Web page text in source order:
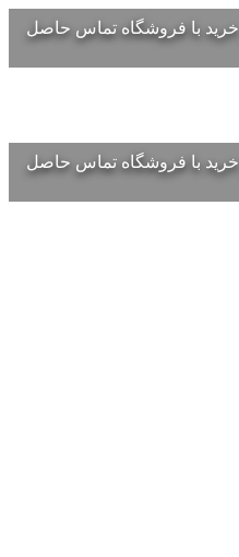
با فروشگاه تماس حاصل
با فروشگاه تماس حاصل